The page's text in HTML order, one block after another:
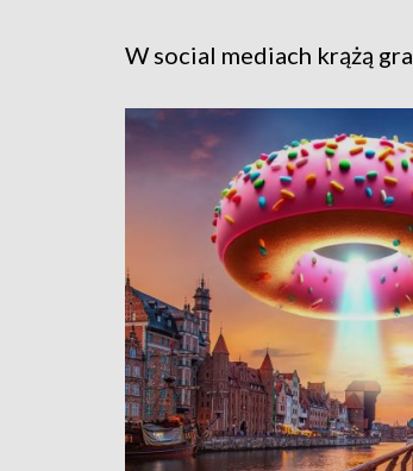
W social mediach krążą